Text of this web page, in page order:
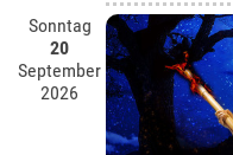
Sonntag
20
September
2026